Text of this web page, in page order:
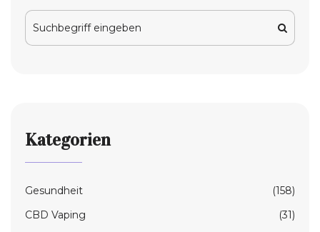
Kategorien
Gesundheit
(158)
CBD Vaping
(31)